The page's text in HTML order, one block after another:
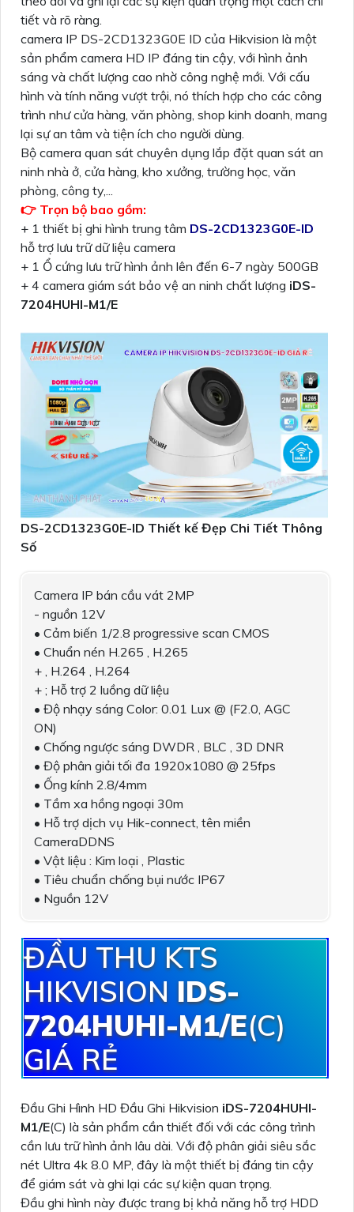
tiết và rõ ràng.
camera IP DS-2CD1323G0E ID của Hikvision là một
sản phẩm camera HD IP đáng tin cậy, với hình ảnh
sáng và chất lượng cao nhờ công nghệ mới. Với cấu
hình và tính năng vượt trội, nó thích hợp cho các công
trình như cửa hàng, văn phòng, shop kinh doanh, mang
lại sự an tâm và tiện ích cho người dùng.
Bộ camera quan sát chuyên dụng lắp đặt quan sát an
ninh nhà ở, cửa hàng, kho xưởng, trường học, văn
phòng, công ty,...
👉 Trọn bộ bao gồm:
+ 1 thiết bị ghi hình trung tâm DS-2CD1323G0E-ID
hỗ trợ lưu trữ dữ liệu camera
+ 1 Ổ cứng lưu trữ hình ảnh lên đến 6-7 ngày 500GB
+ 4 camera giám sát bảo vệ an ninh chất lượng iDS-
7204HUHI-M1/E
DS-2CD1323G0E-ID Thiết kế Đẹp Chi Tiết Thông
Số
Camera IP bán cầu vát 2MP
- nguồn 12V
• Cảm biến 1/2.8 progressive scan CMOS
• Chuẩn nén H.265 , H.265
+ , H.264 , H.264
+ ; Hỗ trợ 2 luồng dữ liệu
• Độ nhạy sáng Color: 0.01 Lux @ (F2.0, AGC
ON)
• Chống ngược sáng DWDR , BLC , 3D DNR
• Độ phân giải tối đa 1920x1080 @ 25fps
• Ống kính 2.8/4mm
• Tầm xa hồng ngoại 30m
• Hỗ trợ dịch vụ Hik-connect, tên miền
CameraDDNS
• Vật liệu : Kim loại , Plastic
• Tiêu chuẩn chống bụi nước IP67
• Nguồn 12V
ĐẦU THU KTS
HIKVISION IDS-
7204HUHI-M1/E(C)
GIÁ RẺ
Đầu Ghi Hình HD Đầu Ghi Hikvision iDS-7204HUHI-
M1/E(C) là sản phẩm cần thiết đối với các công trình
cần lưu trữ hình ảnh lâu dài. Với độ phân giải siêu sắc
nét Ultra 4k 8.0 MP, đây là một thiết bị đáng tin cậy
để giám sát và ghi lại các sự kiện quan trọng.
Đầu ghi hình này được trang bị khả năng hỗ trợ HDD